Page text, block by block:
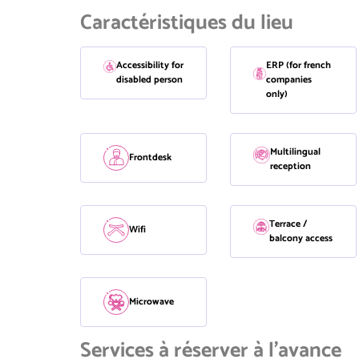
Caractéristiques du lieu
Accessibility for
disabled person
ERP (for french
companies
only)
Frontdesk
Multilingual
reception
Wifi
Terrace /
balcony access
Microwave
Services à réserver à l'avance